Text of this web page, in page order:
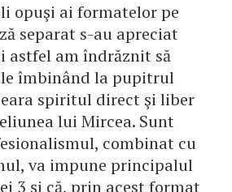
opuşi ai formatelor pe
separat s-au apreciat
astfel am îndrăznit să
îmbinând la pupitrul
spiritul direct şi liber
lui Mircea. Sunt
combinat cu
va impune principalul
3 şi că, prin acest format